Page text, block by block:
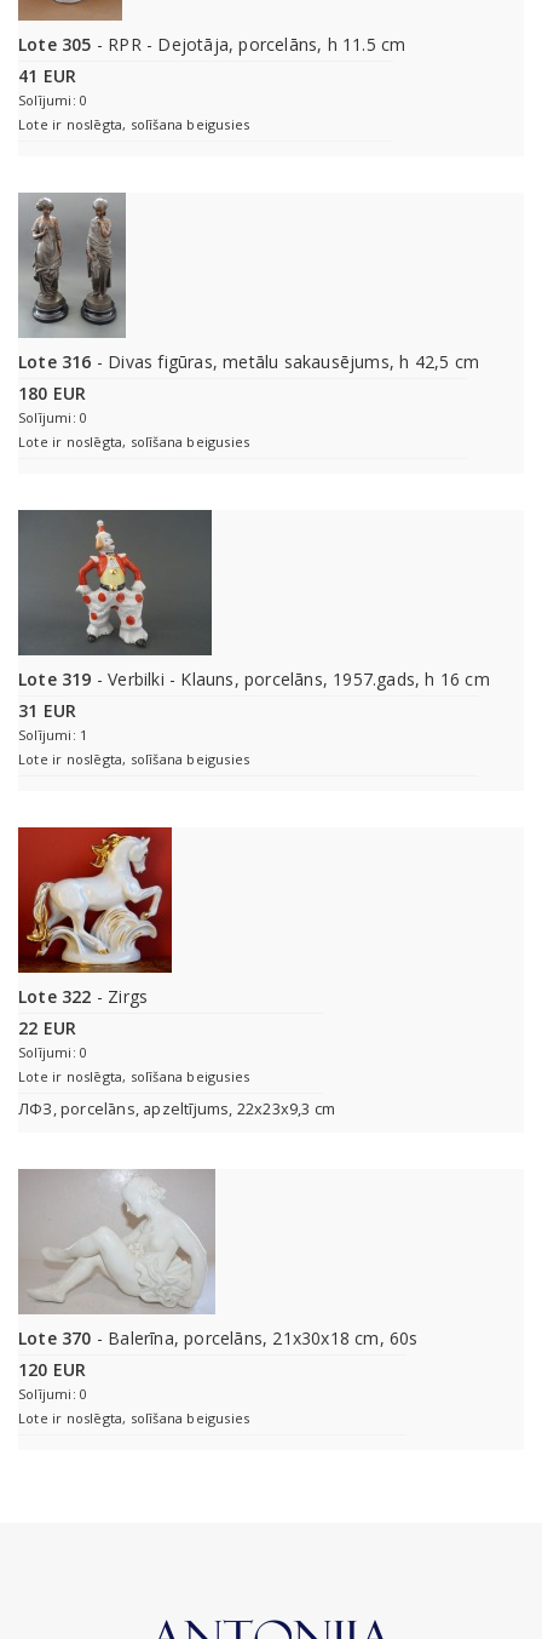
Lote 305 - RPR - Dejotāja, porcelāns, h 11.5 cm
41 EUR
Solījumi: 0
Lote ir noslēgta, solīšana beigusies
Lote 316 - Divas figūras, metālu sakausējums, h 42,5 cm
180 EUR
Solījumi: 0
Lote ir noslēgta, solīšana beigusies
Lote 319 - Verbilki - Klauns, porcelāns, 1957.gads, h 16 cm
31 EUR
Solījumi: 1
Lote ir noslēgta, solīšana beigusies
Lote 322 - Zirgs
22 EUR
Solījumi: 0
Lote ir noslēgta, solīšana beigusies
ЛФЗ, porcelāns, apzeltījums, 22x23x9,3 cm
Lote 370 - Balerīna, porcelāns, 21x30x18 cm, 60s
120 EUR
Solījumi: 0
Lote ir noslēgta, solīšana beigusies